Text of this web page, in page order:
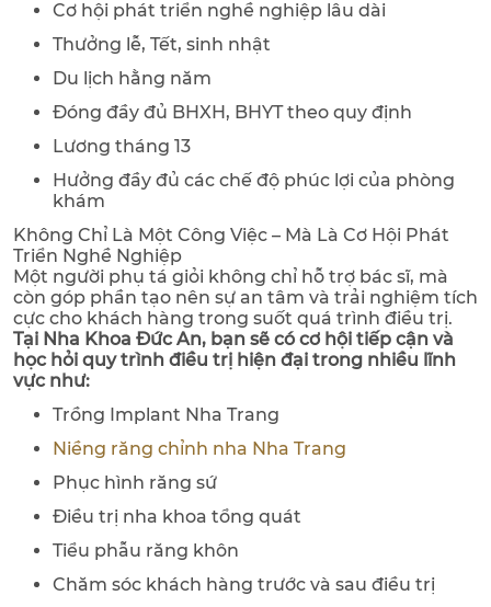
Cơ hội phát triển nghề nghiệp lâu dài
Thưởng lễ, Tết, sinh nhật
Du lịch hằng năm
Đóng đầy đủ BHXH, BHYT theo quy định
Lương tháng 13
Hưởng đầy đủ các chế độ phúc lợi của phòng
khám
Không Chỉ Là Một Công Việc – Mà Là Cơ Hội Phát
Triển Nghề Nghiệp
Một người phụ tá giỏi không chỉ hỗ trợ bác sĩ, mà
còn góp phần tạo nên sự an tâm và trải nghiệm tích
cực cho khách hàng trong suốt quá trình điều trị.
Tại Nha Khoa Đức An, bạn sẽ có cơ hội tiếp cận và
học hỏi quy trình điều trị hiện đại trong nhiều lĩnh
vực như:
Trồng Implant Nha Trang
Niềng răng chỉnh nha Nha Trang
Phục hình răng sứ
Điều trị nha khoa tổng quát
Tiểu phẫu răng khôn
Chăm sóc khách hàng trước và sau điều trị